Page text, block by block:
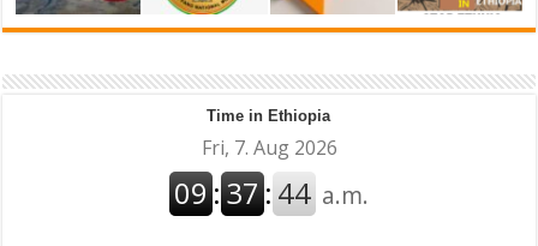
Time in Ethiopia